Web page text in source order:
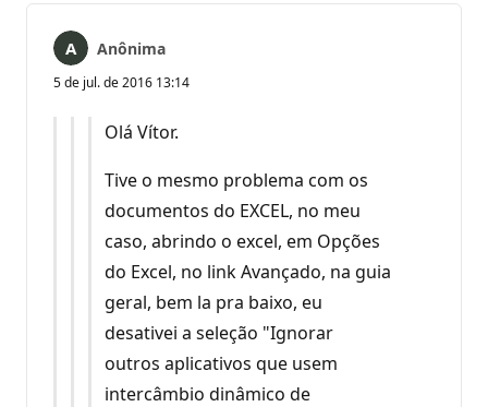
Anônima
5 de jul. de 2016 13:14
Olá Vítor.
Tive o mesmo problema com os
documentos do EXCEL, no meu
caso, abrindo o excel, em Opções
do Excel, no link Avançado, na guia
geral, bem la pra baixo, eu
desativei a seleção "Ignorar
outros aplicativos que usem
intercâmbio dinâmico de